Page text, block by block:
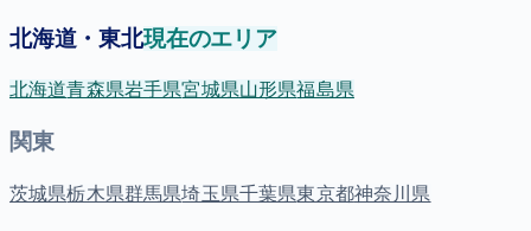
北海道・東北現在のエリア
北海道青森県岩手県宮城県山形県福島県
関東
茨城県栃木県群馬県埼玉県千葉県東京都神奈川県